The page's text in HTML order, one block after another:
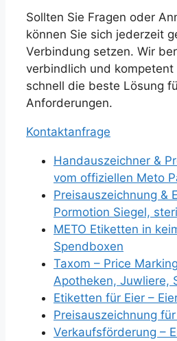
Sollten Sie Fragen oder
können Sie sich jederzeit
Verbindung setzen. Wir
verbindlich und
schnell die beste Lösung
Anforderungen.
Kontaktanfrage
Handauszeichner &
vom offiziellen Meto
Preisauszeichnung &
Pormotion Siegel,
METO Etiketten in
Spendboxen
Taxom – Price
Apotheken, Juwliere,
Etiketten für Eier –
Preisauszeichnung
Verkaufsförderung –